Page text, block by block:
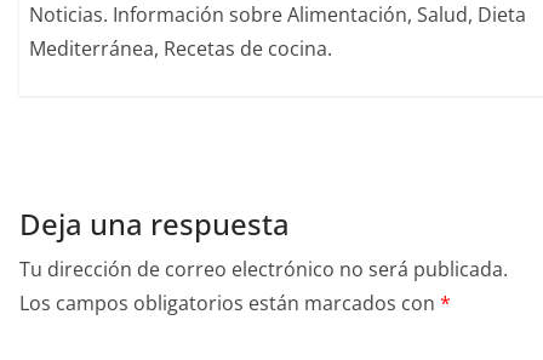
Noticias. Información sobre Alimentación, Salud, Dieta
Mediterránea, Recetas de cocina.
Deja una respuesta
Tu dirección de correo electrónico no será publicada.
Los campos obligatorios están marcados con *